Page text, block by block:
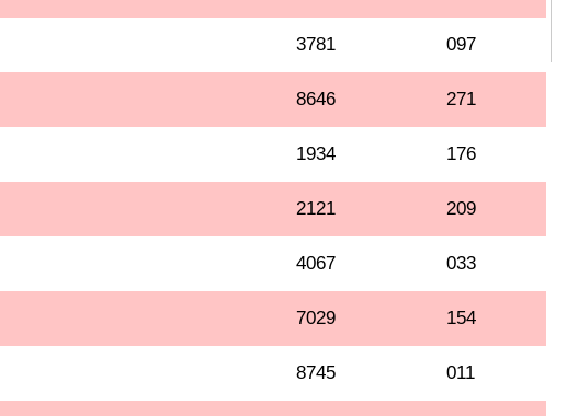
3781 097
8646 271
1934 176
2121 209
4067 033
7029 154
8745 011